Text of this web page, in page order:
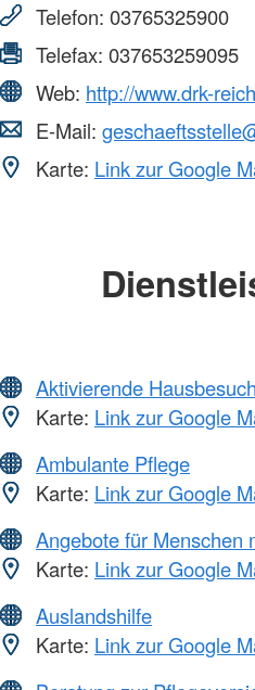
Telefon: 03765325900
Telefax: 037653259095
Web: http://www.drk-
E-Mail:
Karte: Link zur Google
Aktivierende
Karte: Link zur Google
Ambulante Pflege
Karte: Link zur Google
Angebote für Menschen
Karte: Link zur Google
Auslandshilfe
Karte: Link zur Google